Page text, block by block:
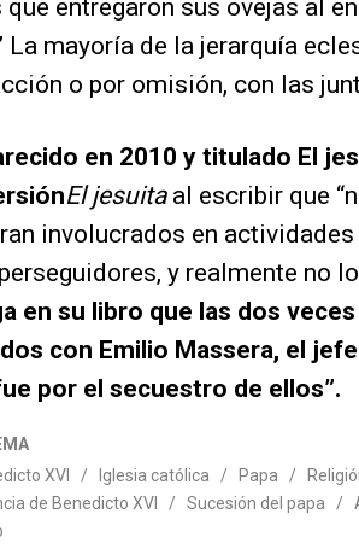
entregaron sus ovejas al
La mayoría de la jerarquía
o por omisión, con las
en 2010 y titulado El
El jesuitaal escribir que
involucrados en
y realmente no lo
en su libro que las dos
con Emilio Massera, el
por el secuestro de ellos”.
XVI / Iglesia católica / Papa /
de Benedicto XVI / Sucesión del papa /